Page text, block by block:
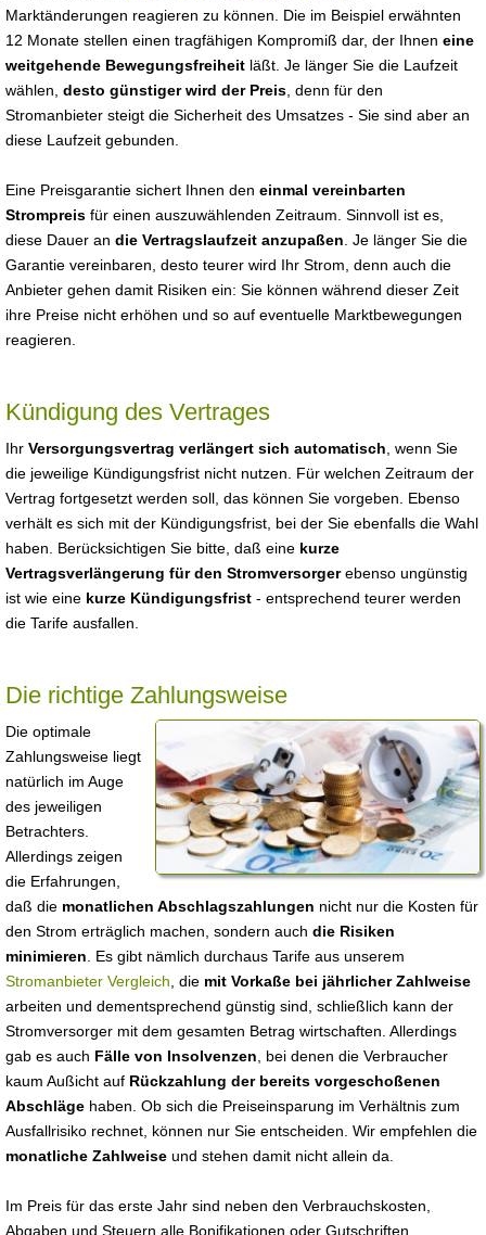
Marktänderungen reagieren zu können. Die im Beispiel erwähnten
12 Monate stellen einen tragfähigen Kompromiß dar, der Ihnen eine
weitgehende Bewegungsfreiheit läßt. Je länger Sie die Laufzeit
wählen, desto günstiger wird der Preis , denn für den
Stromanbieter steigt die Sicherheit des Umsatzes - Sie sind aber an
diese Laufzeit gebunden.
Eine Preisgarantie sichert Ihnen den einmal vereinbarten
Strompreis für einen auszuwählenden Zeitraum. Sinnvoll ist es,
diese Dauer an die Vertragslaufzeit anzupaßen . Je länger Sie die
Garantie vereinbaren, desto teurer wird Ihr Strom, denn auch die
Anbieter gehen damit Risiken ein: Sie können während dieser Zeit
ihre Preise nicht erhöhen und so auf eventuelle Marktbewegungen
reagieren.
Kündigung des Vertrages
Ihr Versorgungsvertrag verlängert sich automatisch , wenn Sie
die jeweilige Kündigungsfrist nicht nutzen. Für welchen Zeitraum der
Vertrag fortgesetzt werden soll, das können Sie vorgeben. Ebenso
verhält es sich mit der Kündigungsfrist, bei der Sie ebenfalls die Wahl
haben. Berücksichtigen Sie bitte, daß eine kurze
Vertragsverlängerung für den Stromversorgerebenso ungünstig
ist wie eine kurze Kündigungsfrist - entsprechend teurer werden
die Tarife ausfallen.
Die richtige Zahlungsweise
Die optimale
Zahlungsweise liegt
natürlich im Auge
des jeweiligen
Betrachters.
Allerdings zeigen
die Erfahrungen,
daß die monatlichen Abschlagszahlungen nicht nur die Kosten für
den Strom erträglich machen, sondern auch die Risiken
minimieren . Es gibt nämlich durchaus Tarife aus unserem
Stromanbieter Vergleich , die mit Vorkaße bei jährlicher Zahlweise
arbeiten und dementsprechend günstig sind, schließlich kann der
Stromversorger mit dem gesamten Betrag wirtschaften. Allerdings
gab es auch Fälle von Insolvenzen , bei denen die Verbraucher
kaum Außicht auf Rückzahlung der bereits vorgeschoßenen
Abschläge haben. Ob sich die Preiseinsparung im Verhältnis zum
Ausfallrisiko rechnet, können nur Sie entscheiden. Wir empfehlen die
monatliche Zahlweise und stehen damit nicht allein da.
Im Preis für das erste Jahr sind neben den Verbrauchskosten,
Abgaben und Steuern alle Bonifikationen oder Gutschriften